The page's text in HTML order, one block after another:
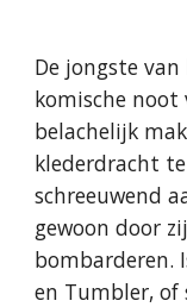
De jongste
komische
belachelijk
klederdracht
schreeuwend
gewoon door
bombarderen.
en Tumbler, of